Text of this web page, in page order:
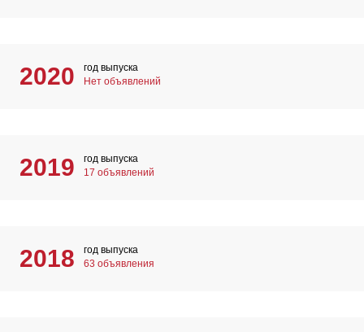
2020
год выпуска
Нет объявлений
2019
год выпуска
17 объявлений
2018
год выпуска
63 объявления